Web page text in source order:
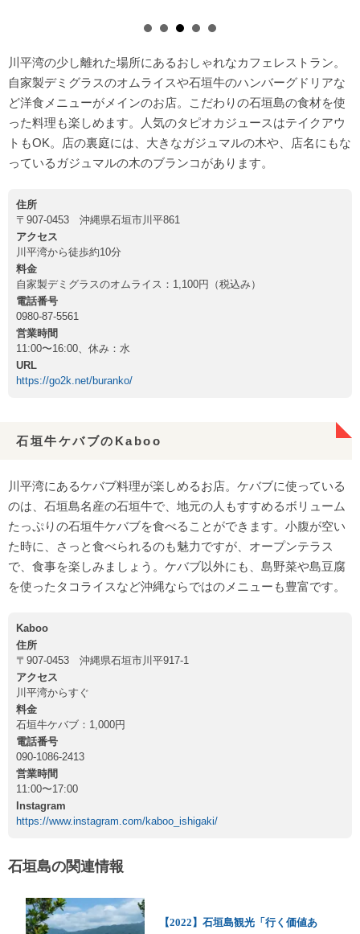
川平湾の少し離れた場所にあるおしゃれなカフェレストラン。
自家製デミグラスのオムライスや石垣牛のハンバーグドリアな
ど洋食メニューがメインのお店。こだわりの石垣島の食材を使
った料理も楽しめます。人気のタピオカジュースはテイクアウ
トもOK。店の裏庭には、大きなガジュマルの木や、店名にもな
っているガジュマルの木のブランコがあります。
住所
〒907-0453 沖縄県石垣市川平861
アクセス
川平湾から徒歩約10分
料金
自家製デミグラスのオムライス：1,100円（税込み）
電話番号
0980-87-5561
営業時間
11:00〜16:00、休み：水
URL
https://go2k.net/buranko/
石垣牛ケバブのKaboo
川平湾にあるケバブ料理が楽しめるお店。ケバブに使っている
のは、石垣島名産の石垣牛で、地元の人もすすめるボリューム
たっぷりの石垣牛ケバブを食べることができます。小腹が空い
た時に、さっと食べられるのも魅力ですが、オープンテラス
で、食事を楽しみましょう。ケバブ以外にも、島野菜や島豆腐
を使ったタコライスなど沖縄ならではのメニューも豊富です。
Kaboo
住所
〒907-0453 沖縄県石垣市川平917-1
アクセス
川平湾からすぐ
料金
石垣牛ケバブ：1,000円
電話番号
090-1086-2413
営業時間
11:00〜17:00
Instagram
https://www.instagram.com/kaboo_ishigaki/
石垣島の関連情報
【2022】石垣島観光「行く価値あ